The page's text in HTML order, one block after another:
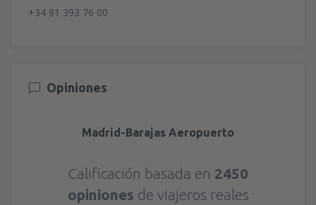
+34 91 393 76 00
Opiniones
Madrid-Barajas Aeropuerto
Calificación basada en 2450
opiniones de viajeros reales